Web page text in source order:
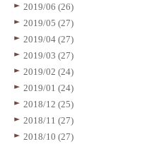
2019/06 (26)
2019/05 (27)
2019/04 (27)
2019/03 (27)
2019/02 (24)
2019/01 (24)
2018/12 (25)
2018/11 (27)
2018/10 (27)